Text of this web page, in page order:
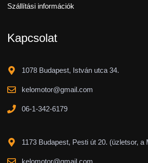
Szállítási információk
Kapcsolat
1078 Budapest, István utca 34.
kelomotor@gmail.com
06-1-342-6179
1173 Budapest, Pesti út 20. (üzletsor, a
kelomotor@gmail.com